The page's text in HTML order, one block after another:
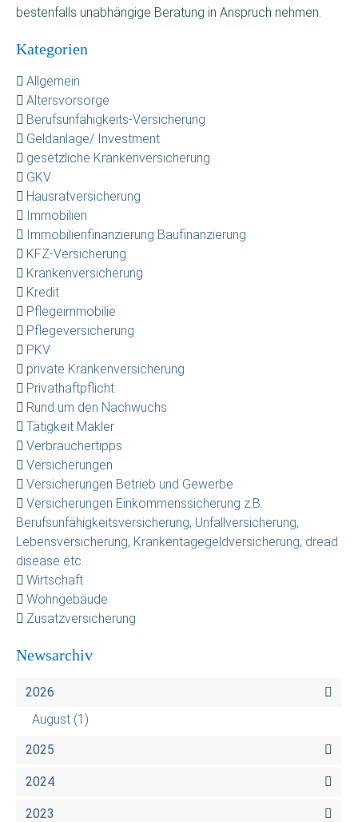
bestenfalls unabhängige Beratung in Anspruch nehmen.
Kategorien
Allgemein
Altersvorsorge
Berufsunfähigkeits-Versicherung
Geldanlage/ Investment
gesetzliche Krankenversicherung
GKV
Hausratversicherung
Immobilien
Immobilienfinanzierung Baufinanzierung
KFZ-Versicherung
Krankenversicherung
Kredit
Pflegeimmobilie
Pflegeversicherung
PKV
private Krankenversicherung
Privathaftpflicht
Rund um den Nachwuchs
Tätigkeit Makler
Verbrauchertipps
Versicherungen
Versicherungen Betrieb und Gewerbe
Versicherungen Einkommenssicherung z.B.
Berufsunfähigkeitsversicherung, Unfallversicherung,
Lebensversicherung, Krankentagegeldversicherung, dread
disease etc.
Wirtschaft
Wohngebäude
Zusatzversicherung
Newsarchiv
2026
August (1)
2025
2024
2023